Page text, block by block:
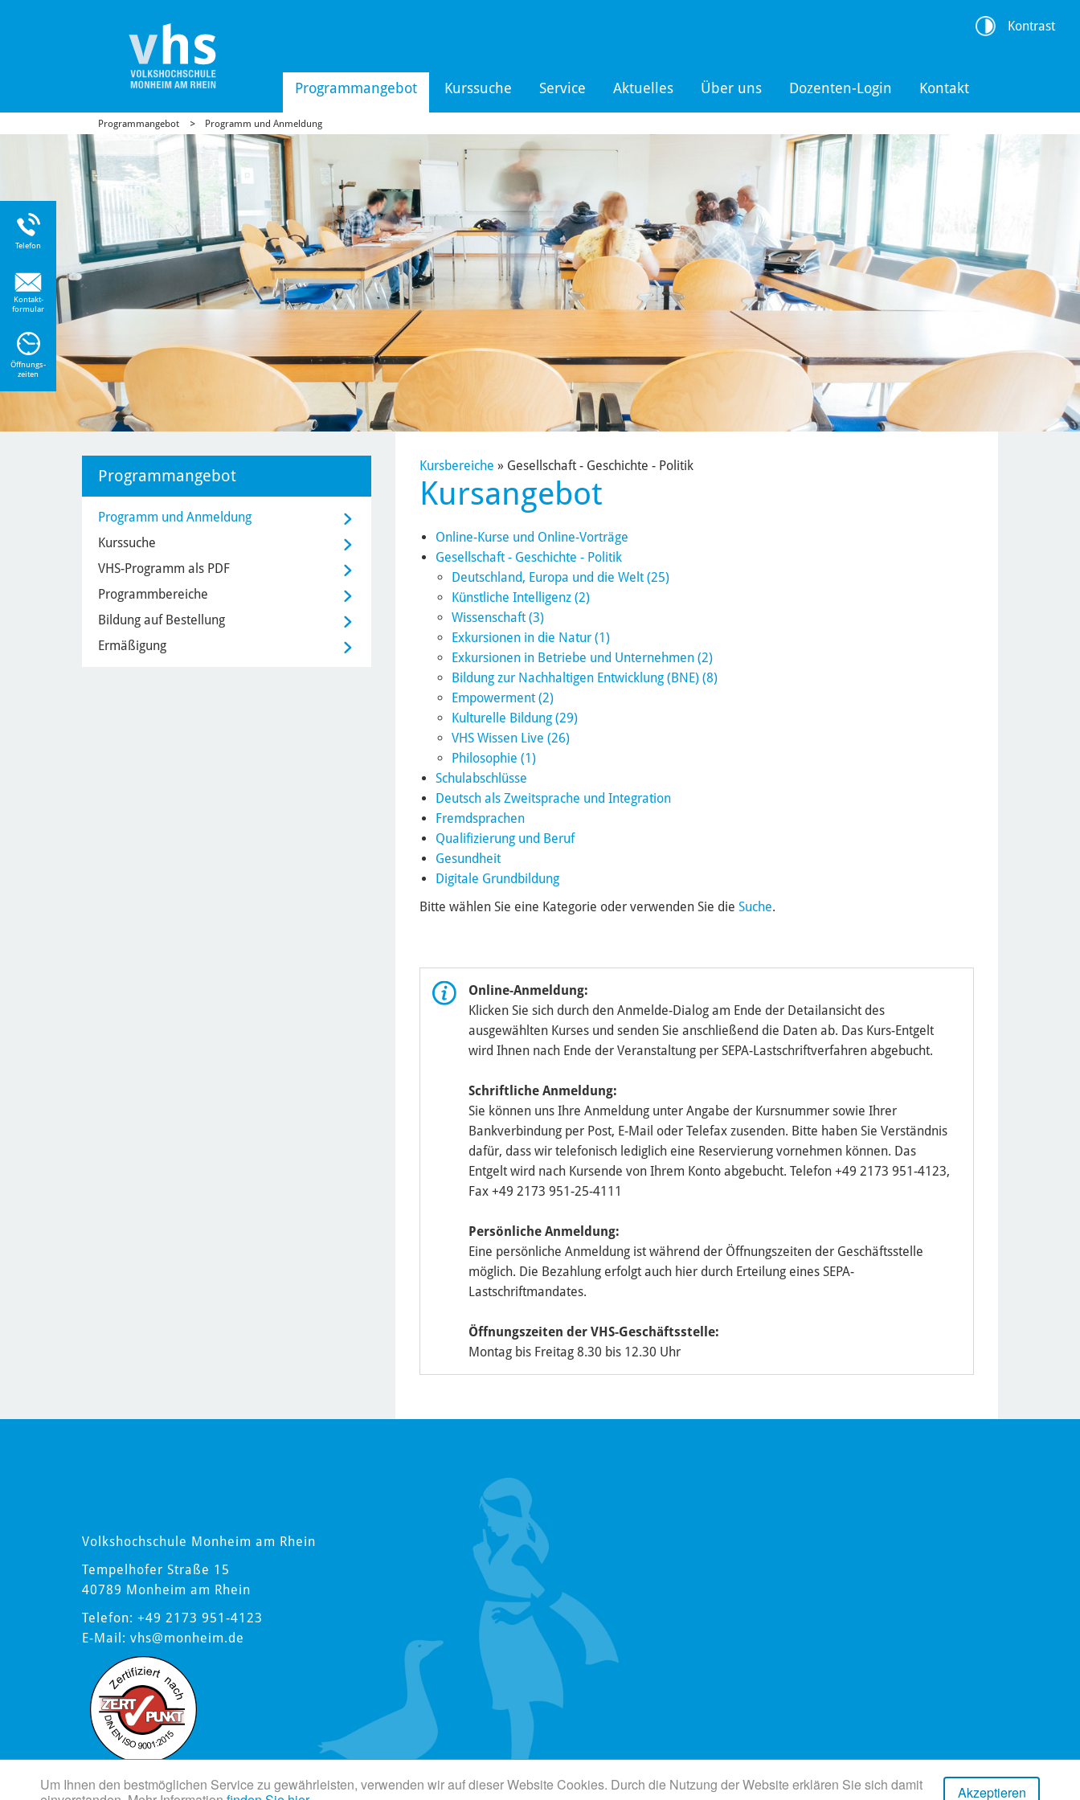
Akzeptieren
Um Ihnen den bestmöglichen Service zu gewährleisten, verwenden wir auf dieser Website Cookies. Durch die Nutzung der Website erklären Sie sich damit
Programmangebot Kurssuche Service Aktuelles Über uns Dozenten-Login Kontakt
Kontrast
Programmangebot Programm und Anmeldung
Kursbereiche » Gesellschaft - Geschichte - Politik
Kursangebot
Online-Kurse und Online-Vorträge
Gesellschaft - Geschichte - Politik
Deutschland, Europa und die Welt (25)
Künstliche Intelligenz (2)
Wissenschaft (3)
Exkursionen in die Natur (1)
Exkursionen in Betriebe und Unternehmen (2)
Bildung zur Nachhaltigen Entwicklung (BNE) (8)
Empowerment (2)
Kulturelle Bildung (29)
VHS Wissen Live (26)
Philosophie (1)
Schulabschlüsse
Deutsch als Zweitsprache und Integration
Fremdsprachen
Qualifizierung und Beruf
Gesundheit
Digitale Grundbildung
Bitte wählen Sie eine Kategorie oder verwenden Sie die Suche.
Online-Anmeldung:
Klicken Sie sich durch den Anmelde-Dialog am Ende der Detailansicht des
ausgewählten Kurses und senden Sie anschließend die Daten ab. Das Kurs-Entgelt
wird Ihnen nach Ende der Veranstaltung per SEPA-Lastschriftverfahren abgebucht.
Schriftliche Anmeldung:
Sie können uns Ihre Anmeldung unter Angabe der Kursnummer sowie Ihrer
Bankverbindung per Post, E-Mail oder Telefax zusenden. Bitte haben Sie Verständnis
dafür, dass wir telefonisch lediglich eine Reservierung vornehmen können. Das
Entgelt wird nach Kursende von Ihrem Konto abgebucht. Telefon +49 2173 951-4123,
Fax +49 2173 951-25-4111
Persönliche Anmeldung:
Eine persönliche Anmeldung ist während der Öffnungszeiten der Geschäftsstelle
möglich. Die Bezahlung erfolgt auch hier durch Erteilung eines SEPA-
Lastschriftmandates.
Öffnungszeiten der VHS-Geschäftsstelle:
Montag bis Freitag 8.30 bis 12.30 Uhr
Programmangebot
Programm und Anmeldung
Kurssuche
VHS-Programm als PDF
Programmbereiche
Bildung auf Bestellung
Ermäßigung
Volkshochschule Monheim am Rhein
Tempelhofer Straße 15
40789 Monheim am Rhein
Telefon: +49 2173 951-4123
E-Mail: vhs@monheim.de
Telefon
Kontakt-
formular
Öffnungs-
zeiten